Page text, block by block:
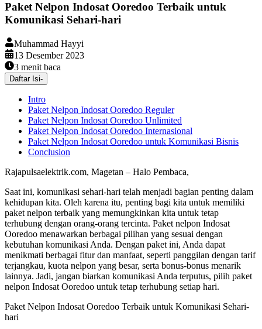
Paket Nelpon Indosat Ooredoo Terbaik untuk
Komunikasi Sehari-hari
Muhammad Hayyi
13 Desember 2023
3 menit baca
Daftar Isi-
Intro
Paket Nelpon Indosat Ooredoo Reguler
Paket Nelpon Indosat Ooredoo Unlimited
Paket Nelpon Indosat Ooredoo Internasional
Paket Nelpon Indosat Ooredoo untuk Komunikasi Bisnis
Conclusion
Rajapulsaelektrik.com, Magetan – Halo Pembaca,
Saat ini, komunikasi sehari-hari telah menjadi bagian penting dalam
kehidupan kita. Oleh karena itu, penting bagi kita untuk memiliki
paket nelpon terbaik yang memungkinkan kita untuk tetap
terhubung dengan orang-orang tercinta. Paket nelpon Indosat
Ooredoo menawarkan berbagai pilihan yang sesuai dengan
kebutuhan komunikasi Anda. Dengan paket ini, Anda dapat
menikmati berbagai fitur dan manfaat, seperti panggilan dengan tarif
terjangkau, kuota nelpon yang besar, serta bonus-bonus menarik
lainnya. Jadi, jangan biarkan komunikasi Anda terputus, pilih paket
nelpon Indosat Ooredoo untuk tetap terhubung setiap hari.
Paket Nelpon Indosat Ooredoo Terbaik untuk Komunikasi Sehari-
hari